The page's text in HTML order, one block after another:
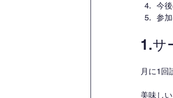
今
参
1.サ
月に1回
美味し